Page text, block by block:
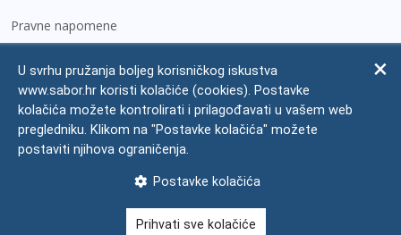
Pravne napomene
Zaštita osobnih podataka
Impressum
Česta pitanja
U svrhu pružanja boljeg korisničkog iskustva
www.sabor.hr koristi kolačiće (cookies). Postavke
kolačića možete kontrolirati i prilagođavati u vašem web
pregledniku. Klikom na "Postavke kolačića" možete
postaviti njihova ograničenja.
Postavke kolačića
Prihvati sve kolačiće